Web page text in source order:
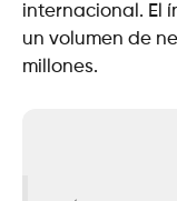
internacional. El
un volumen de
millones.